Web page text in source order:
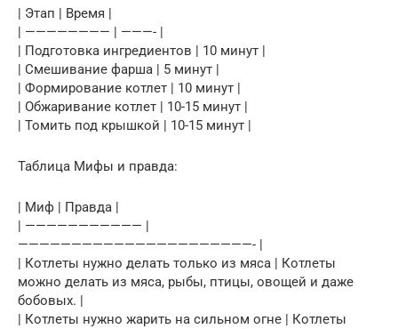
| Этап | Время |
| ———————— | ———- |
| Подготовка ингредиентов | 10 минут |
| Смешивание фарша | 5 минут |
| Формирование котлет | 10 минут |
| Обжаривание котлет | 10-15 минут |
| Томить под крышкой | 10-15 минут |
Таблица Мифы и правда:
| Миф | Правда |
| ——————————— |
——————————————————————- |
| Котлеты нужно делать только из мяса | Котлеты
можно делать из мяса, рыбы, птицы, овощей и даже
бобовых. |
| Котлеты нужно жарить на сильном огне | Котлеты